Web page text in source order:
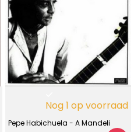
Nog 1 op voorraad
Pepe Habichuela - A Mandeli